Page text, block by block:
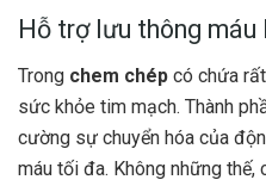
Hỗ trợ lưu thông máu
Trong chem chép có chứa
sức khỏe tim mạch. Thành
cường sự chuyển hóa của
máu tối đa. Không những